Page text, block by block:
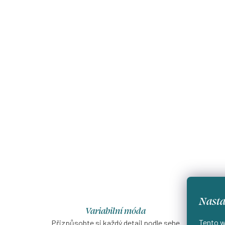
Tento
Variabilní móda
Přizpůsobte si každý detail podle sebe